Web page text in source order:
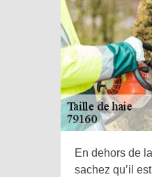
En dehors de
sachez qu’il